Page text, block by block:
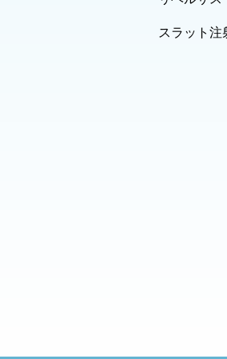
スラット注